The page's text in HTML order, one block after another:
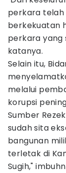
perkara telah
berkekuatan
perkara yang
katanya.
Selain itu,
melalui
korupsi
Sumber
sudah sita
bangunan
terletak di
Sugih,"